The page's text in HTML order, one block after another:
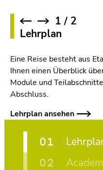
Next
1 / 2
Lehrplan
Eine Reise besteht aus
Ihnen einen Überblick
Module und
Abschluss.
Lehrplan ansehen